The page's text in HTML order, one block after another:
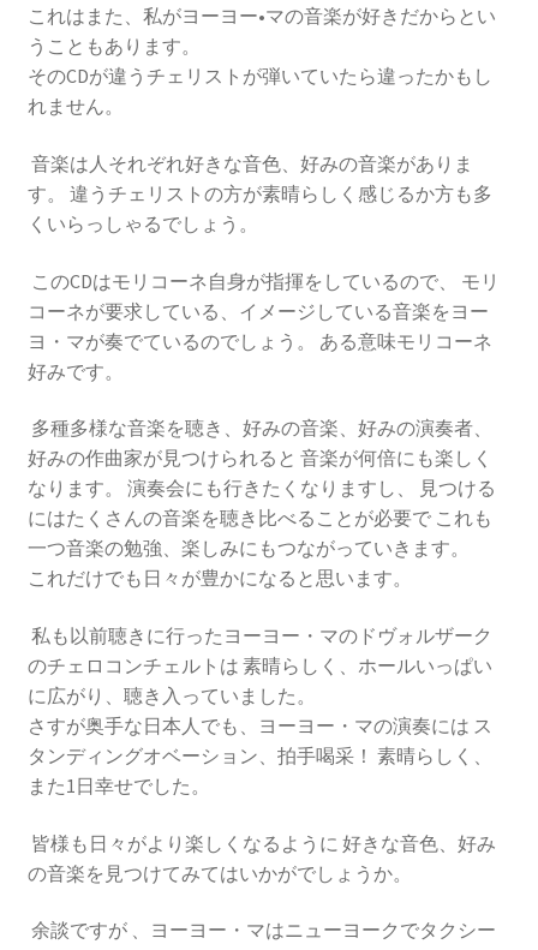
これはまた、私がヨーヨー•マの音楽が好きだからとい
うこともあります。
そのCDが違うチェリストが弾いていたら違ったかもし
れません。
音楽は人それぞれ好きな音色、好みの音楽がありま
す。 違うチェリストの方が素晴らしく感じるか方も多
くいらっしゃるでしょう。
このCDはモリコーネ自身が指揮をしているので、 モリ
コーネが要求している、イメージしている音楽をヨー
ヨ・マが奏でているのでしょう。 ある意味モリコーネ
好みです。
多種多様な音楽を聴き、好みの音楽、好みの演奏者、
好みの作曲家が見つけられると 音楽が何倍にも楽しく
なります。 演奏会にも行きたくなりますし、 見つける
にはたくさんの音楽を聴き比べることが必要で これも
一つ音楽の勉強、楽しみにもつながっていきます。
これだけでも日々が豊かになると思います。
私も以前聴きに行ったヨーヨー・マのドヴォルザーク
のチェロコンチェルトは 素晴らしく、ホールいっぱい
に広がり、聴き入っていました。
さすが奥手な日本人でも、ヨーヨー・マの演奏には ス
タンディングオベーション、拍手喝采！ 素晴らしく、
また1日幸せでした。
皆様も日々がより楽しくなるように 好きな音色、好み
の音楽を見つけてみてはいかがでしょうか。
余談ですが 、ヨーヨー・マはニューヨークでタクシー